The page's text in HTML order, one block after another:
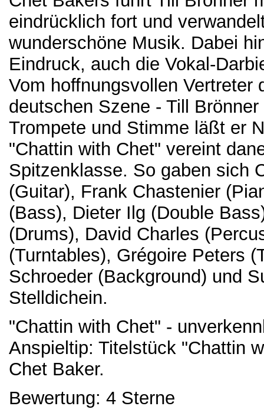
eindrücklich fort und
wunderschöne Musik. Dabei
Eindruck, auch die Vokal-
Vom hoffnungsvollen Vertreter
deutschen Szene - Till
Trompete und Stimme läßt er
"Chattin with Chet" vereint
Spitzenklasse. So gaben sich
(Guitar), Frank Chastenier
(Bass), Dieter Ilg (Double
(Drums), David Charles
(Turntables), Grégoire Peters
Schroeder (Background) und
Stelldichein.
"Chattin with Chet" -
Anspieltip: Titelstück "Chattin
Chet Baker.
Bewertung: 4 Sterne